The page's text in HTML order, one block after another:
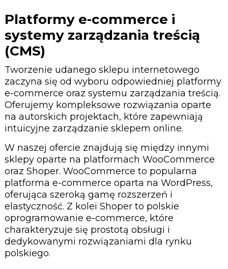
Platformy e-commerce i
systemy zarządzania treścią
(CMS)
Tworzenie udanego sklepu internetowego
zaczyna się od wyboru odpowiedniej platformy
e-commerce oraz systemu zarządzania treścią.
Oferujemy kompleksowe rozwiązania oparte
na autorskich projektach, które zapewniają
intuicyjne zarządzanie sklepem online.
W naszej ofercie znajdują się między innymi
sklepy oparte na platformach WooCommerce
oraz Shoper. WooCommerce to popularna
platforma e-commerce oparta na WordPress,
oferująca szeroką gamę rozszerzeń i
elastyczność. Z kolei Shoper to polskie
oprogramowanie e-commerce, które
charakteryzuje się prostotą obsługi i
dedykowanymi rozwiązaniami dla rynku
polskiego.